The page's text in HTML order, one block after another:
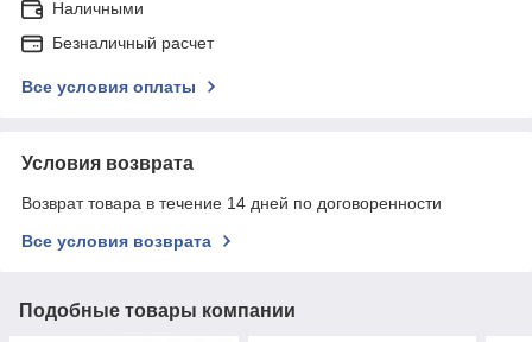
Наличными
Безналичный расчет
Все условия оплаты
Условия возврата
Возврат товара в течение 14 дней по договоренности
Все условия возврата
Подобные товары компании